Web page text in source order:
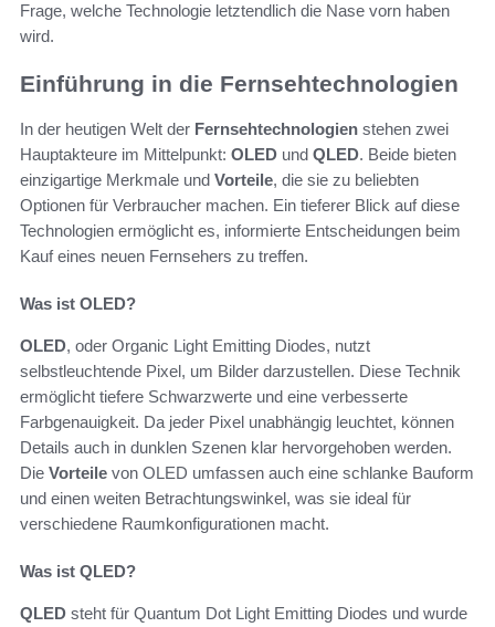
Frage, welche Technologie letztendlich die Nase vorn haben
wird.
Einführung in die Fernsehtechnologien
In der heutigen Welt der Fernsehtechnologien stehen zwei
Hauptakteure im Mittelpunkt: OLED und QLED. Beide bieten
einzigartige Merkmale und Vorteile, die sie zu beliebten
Optionen für Verbraucher machen. Ein tieferer Blick auf diese
Technologien ermöglicht es, informierte Entscheidungen beim
Kauf eines neuen Fernsehers zu treffen.
Was ist OLED?
OLED, oder Organic Light Emitting Diodes, nutzt
selbstleuchtende Pixel, um Bilder darzustellen. Diese Technik
ermöglicht tiefere Schwarzwerte und eine verbesserte
Farbgenauigkeit. Da jeder Pixel unabhängig leuchtet, können
Details auch in dunklen Szenen klar hervorgehoben werden.
Die Vorteile von OLED umfassen auch eine schlanke Bauform
und einen weiten Betrachtungswinkel, was sie ideal für
verschiedene Raumkonfigurationen macht.
Was ist QLED?
QLED steht für Quantum Dot Light Emitting Diodes und wurde